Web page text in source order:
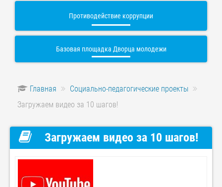
Противодействие коррупции
Базовая площадка Дворца молодежи
Главная
Социально-педагогические проекты
Загружаем видео за 10 шагов!
Загружаем видео за 10 шагов!